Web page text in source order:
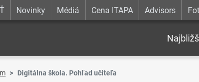
Novinky Médiá Cena ITAPA Advisors
Digitálna škola. Pohľad učiteľa